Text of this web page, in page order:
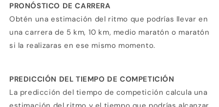
PRONÓSTICO DE CARRERA
Obtén una estimación del ritmo que podrías llevar en
una carrera de 5 km, 10 km, medio maratón o maratón
si la realizaras en ese mismo momento.
PREDICCIÓN DEL TIEMPO DE COMPETICIÓN
La predicción del tiempo de competición calcula una